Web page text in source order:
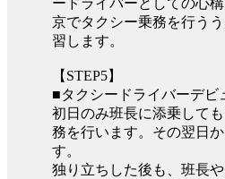
ードライバーとしての心
京でタクシー乗務を行う
習します。
【STEP5】
■タクシードライバーデビ
初日のみ班長に添乗して
務を行います。その翌日
す。
独り立ちした後も、班長